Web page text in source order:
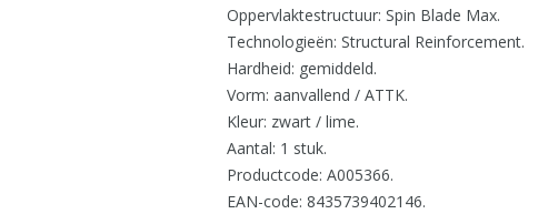
Oppervlaktestructuur: Spin Blade Max.
Technologieën: Structural Reinforcement.
Hardheid: gemiddeld.
Vorm: aanvallend / ATTK.
Kleur: zwart / lime.
Aantal: 1 stuk.
Productcode: A005366.
EAN-code: 8435739402146.